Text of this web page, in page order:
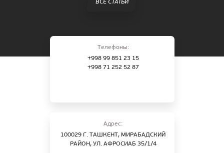
ВСЕ СТАТЬИ
Телефоны:
+998 99 851 23 15
+998 71 252 52 87
Адрес:
100029 Г. ТАШКЕНТ, МИРАБАДСКИЙ
РАЙОН, УЛ. АФРОСИАБ 35/1/4